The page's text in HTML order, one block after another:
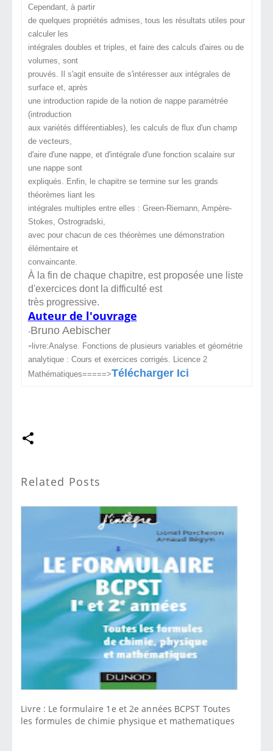
Cependant, à partir
de quelques propriétés admises, tous les résultats utiles pour
calculer les
intégrales doubles et triples, et faire des calculs d'aires ou de
volumes, sont
prouvés. Il s'agit ensuite de s'intéresser aux intégrales de
surface et, après
une introduction rapide de la notion de nappe paramétrée
(introduction
aux variétés différentiables), les calculs de flux d'un champ
de vecteurs,
d'aire d'une nappe, et d'intégrale d'une fonction scalaire sur
une nappe sont
expliqués. Enfin, le chapitre se termine sur les grands
théorèmes liant les
intégrales multiples entre elles : Green-Riemann, Ampère-
Stokes, Ostrogradski,
avec pour chacun de ces théorèmes une démonstration
élémentaire et
convaincante.
À la fin de chaque chapitre, est proposée une liste
d'exercices dont la difficulté est
très progressive.
Auteur de l'ouvrage
-Bruno Aebischer
-livre:Analyse. Fonctions de plusieurs variables et géométrie
analytique : Cours et exercices corrigés. Licence 2
Mathématiques=====>Télécharger Ici
Related Posts
Livre : Le formulaire 1e et 2e années BCPST Toutes
les formules de chimie physique et mathematiques